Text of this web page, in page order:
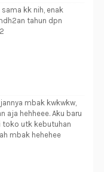
kk nih, enak
tahun dpn
mbak kwkwkw,
aja hehheee. Aku baru
toko utk kebutuhan
mbak hehehee